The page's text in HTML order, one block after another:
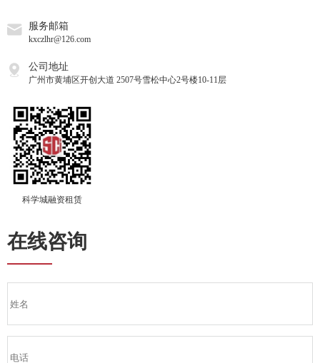
在线咨询
服务邮箱
kxczlhr@126.com
公司地址
广州市黄埔区开创大道 2507号雪松中心2号楼10-11层
科学城融资租赁